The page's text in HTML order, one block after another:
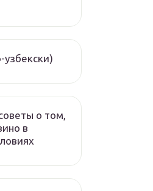
узбекски)
о том,
в